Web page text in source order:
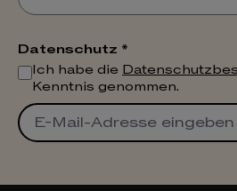
Datenschutz *
Ich habe die
Kenntnis genommen.